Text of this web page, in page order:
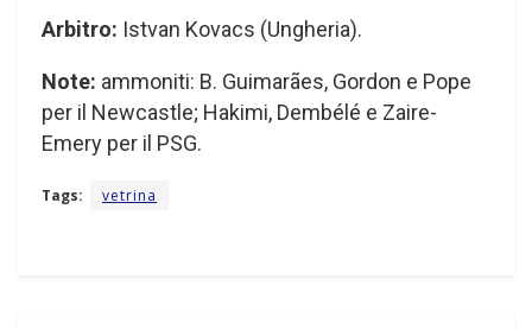
Arbitro: Istvan Kovacs (Ungheria).
Note: ammoniti: B. Guimarães, Gordon e Pope
per il Newcastle; Hakimi, Dembélé e Zaire-
Emery per il PSG.
Tags: vetrina